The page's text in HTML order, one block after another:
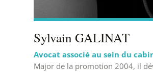
Sylvain GALINAT
Avocat associé au sein du
Major de la promotion 2004, il